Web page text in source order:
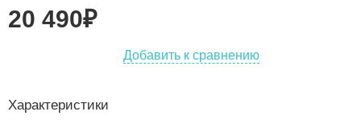
20 490₽
Добавить к сравнению
Характеристики